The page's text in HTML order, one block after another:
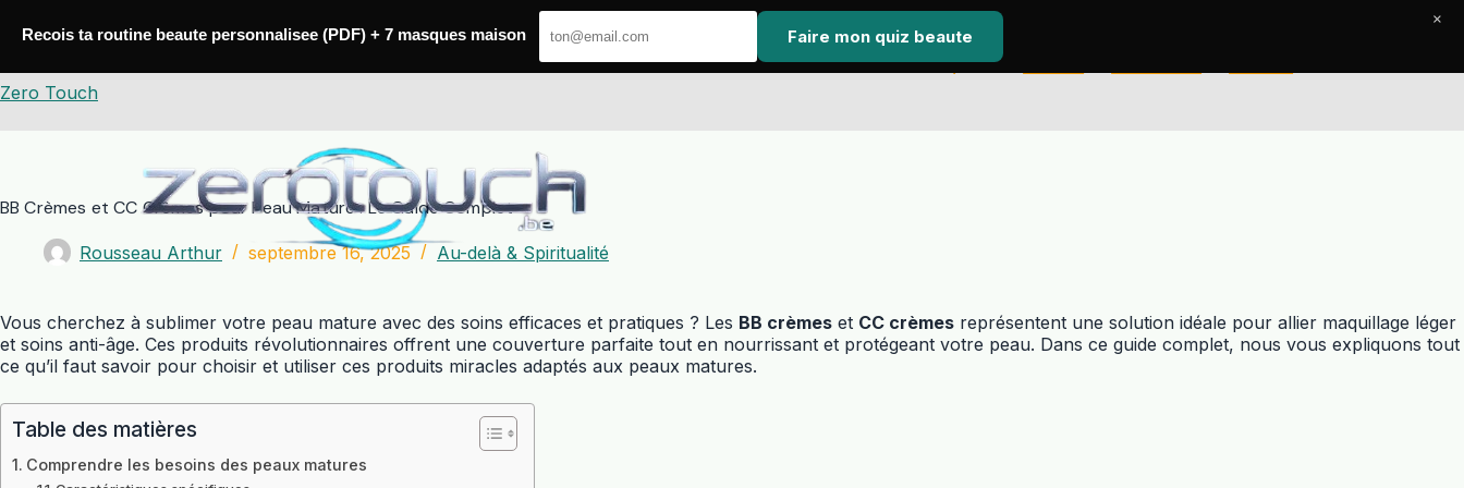
Zero Touch
BB Crèmes et CC Crèmes pour Peau Mature : Le Guide Complet
Rousseau Arthur septembre 16, 2025 Au-delà & Spiritualité
Vous cherchez à sublimer votre peau mature avec des soins efficaces et pratiques ? Les BB crèmes et CC crèmes représentent une solution idéale pour allier maquillage léger
et soins anti-âge. Ces produits révolutionnaires offrent une couverture parfaite tout en nourrissant et protégeant votre peau. Dans ce guide complet, nous vous expliquons tout
ce qu’il faut savoir pour choisir et utiliser ces produits miracles adaptés aux peaux matures.
Table des matières
Comprendre les besoins des peaux matures
Recois ta routine beaute personnalisee (PDF) + 7 masques maison Faire mon quiz beaute
×